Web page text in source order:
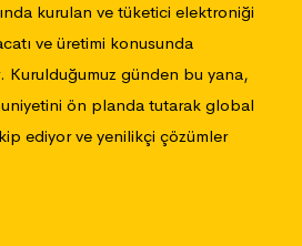
kurulan ve tüketici elektroniği
ve üretimi konusunda
Kurulduğumuz günden bu yana,
ön planda tutarak global
ediyor ve yenilikçi çözümler